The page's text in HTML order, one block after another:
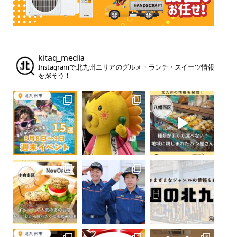
kitaq_media
Instagramで北九州エリアのグルメ・ランチ・スイーツ情報
を探そう！